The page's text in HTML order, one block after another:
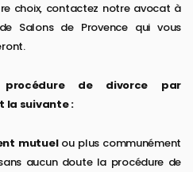
choix, contactez notre avocat à
Salons de Provence qui vous
de divorce par
la suivante :
mutuelou plus communément
aucun doute la procédure de